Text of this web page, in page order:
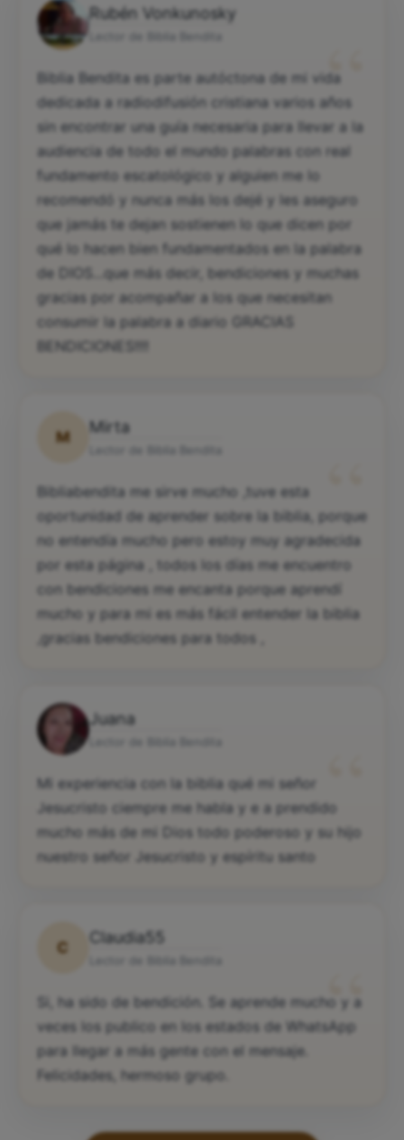
Rubén Vonkunosky
“
Biblia Bendita es parte autóctona de mi vida
dedicada a radiodifusión cristiana varios años
sin encontrar una guía necesaria para llevar a la
audiencia de todo el mundo palabras con real
fundamento escatológico y alguien me lo
recomendó y nunca más los dejé y les aseguro
que jamás te dejan sostienen lo que dicen por
qué lo hacen bien fundamentados en la palabra
de DIOS...que más decir, bendiciones y muchas
gracias por acompañar a los que necesitan
consumir la palabra a diario GRACIAS
BENDICIONES!!!!
M
Mirta
“
Bibliabendita me sirve mucho ,tuve esta
oportunidad de aprender sobre la biblia, porque
no entendía mucho pero estoy muy agradecida
por esta página , todos los días me encuentro
con bendiciones me encanta porque aprendí
mucho y para mi es más fácil entender la biblia
,gracias bendiciones para todos ,
Juana
“
Mi experiencia con la biblia qué mi señor
Jesucristo ciempre me habla y e a prendido
mucho más de mi Dios todo poderoso y su hijo
nuestro señor Jesucristo y espíritu santo
C
Claudia55
“
Si, ha sido de bendición. Se aprende mucho y a
veces los publico en los estados de WhatsApp
para llegar a más gente con el mensaje.
Felicidades, hermoso grupo.